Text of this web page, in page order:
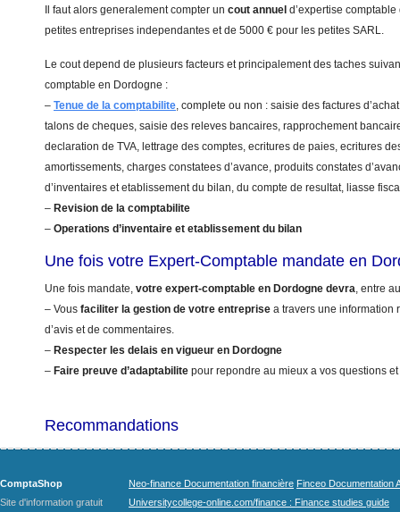
Il faut alors generalement compter un cout annuel d’expertise
petites entreprises independantes et de 5000 € pour les petites SARL.
Le cout depend de plusieurs facteurs et principalement des taches
comptable en Dordogne :
– Tenue de la comptabilite, complete ou non : saisie des factures
talons de cheques, saisie des releves bancaires, rapprochement
declaration de TVA, lettrage des comptes, ecritures de paies, ecritures
amortissements, charges constatees d’avance, produits constates
d’inventaires et etablissement du bilan, du compte de resultat, liasse
– Revision de la comptabilite
– Operations d’inventaire et etablissement du bilan
Une fois votre Expert-Comptable mandate en
Une fois mandate, votre expert-comptable en Dordogne devra, entre
– Vous faciliter la gestion de votre entreprise a travers une information
d’avis et de commentaires.
– Respecter les delais en vigueur en Dordogne
– Faire preuve d’adaptabilite pour repondre au mieux a vos questions
Recommandations
ComptaShop
Site d'information gratuit
Neo-finance Documentation financière Finceo Documentation
Universitycollege-online.com/finance : Finance studies guide